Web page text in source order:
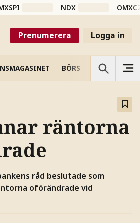
NDX
Prenumerera Logga in
BÖRS VETENSKAP
räntorna
råd beslutade som
oförändrade vid